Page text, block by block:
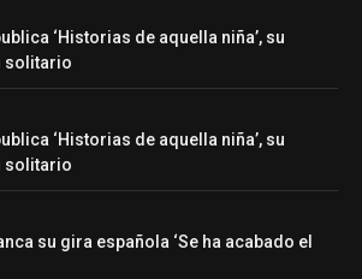
‘Historias de aquella niña’, su
solitario
‘Historias de aquella niña’, su
solitario
su gira española ‘Se ha acabado el